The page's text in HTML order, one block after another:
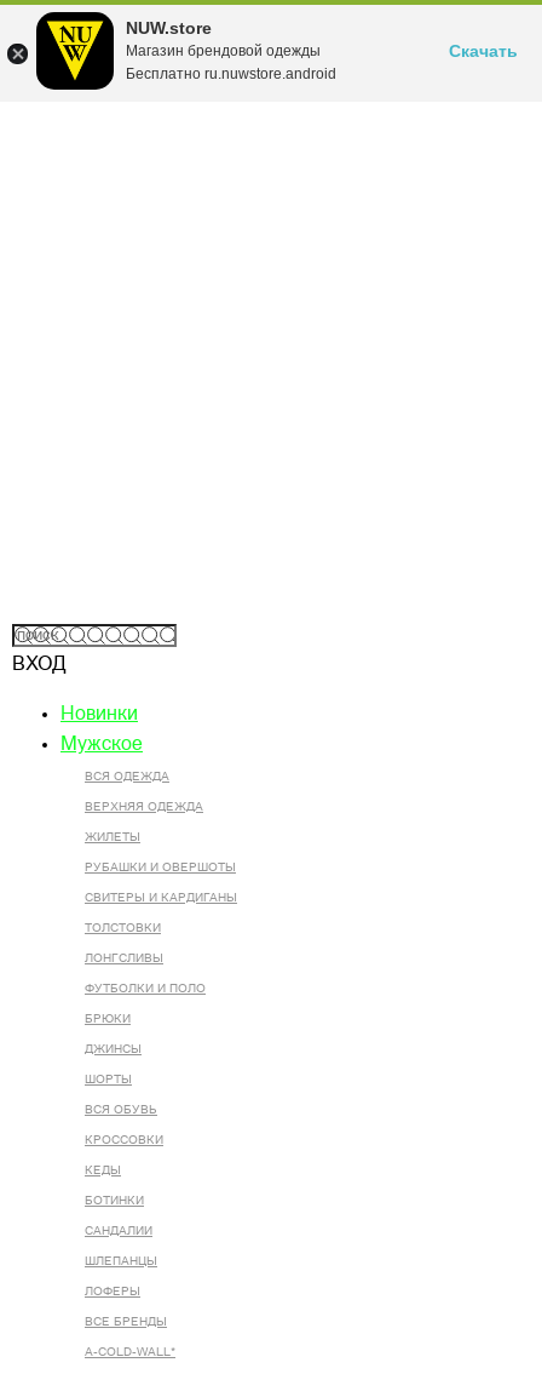
NUW.store
Магазин брендовой одежды
Бесплатно ru.nuwstore.android
Скачать
ВХОД
Новинки
Мужское
ВСЯ ОДЕЖДА
ВЕРХНЯЯ ОДЕЖДА
ЖИЛЕТЫ
РУБАШКИ И ОВЕРШОТЫ
СВИТЕРЫ И КАРДИГАНЫ
ТОЛСТОВКИ
ЛОНГСЛИВЫ
ФУТБОЛКИ И ПОЛО
БРЮКИ
ДЖИНСЫ
ШОРТЫ
ВСЯ ОБУВЬ
КРОССОВКИ
КЕДЫ
БОТИНКИ
САНДАЛИИ
ШЛЕПАНЦЫ
ЛОФЕРЫ
ВСЕ БРЕНДЫ
A-COLD-WALL*